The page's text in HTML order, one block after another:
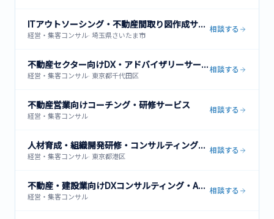
ITアウトソーシング・不動産間取り図作成サービス
経営・集客コンサル· 埼玉県さいたま市
相談する
不動産セクター向けDX・アドバイザリーサービス
経営・集客コンサル· 東京都千代田区
相談する
不動産営業向けコーチング・研修サービス
経営・集客コンサル
相談する
人材育成・組織開発研修・コンサルティングサービス
経営・集客コンサル· 東京都港区
相談する
不動産・建設業向けDXコンサルティング・ACRES導入支援
経営・集客コンサル
相談する